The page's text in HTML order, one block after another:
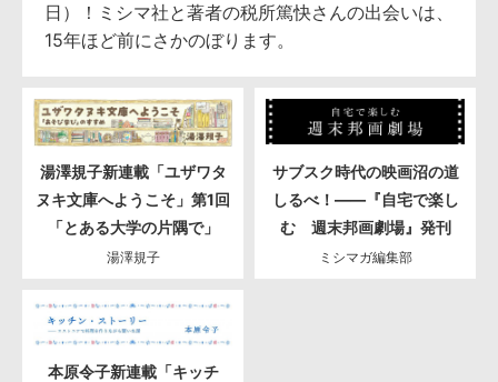
日）！ミシマ社と著者の税所篤快さんの出会いは、
15年ほど前にさかのぼります。
湯澤規子新連載「ユザワタ
ヌキ文庫へようこそ」第1回
「とある大学の片隅で」
湯澤規子
サブスク時代の映画沼の道
しるべ！――『自宅で楽し
む 週末邦画劇場』発刊
ミシマガ編集部
本原令子新連載「キッチ